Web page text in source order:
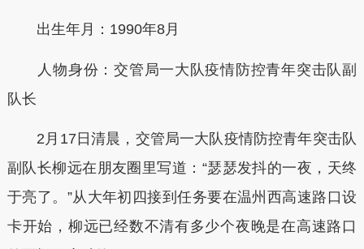
出生年月：1990年8月
人物身份：交管局一大队疫情防控青年突击队副
队长
2月17日清晨，交管局一大队疫情防控青年突击队
副队长柳远在朋友圈里写道：“瑟瑟发抖的一夜，天终
于亮了。”从大年初四接到任务要在温州西高速路口设
卡开始，柳远已经数不清有多少个夜晚是在高速路口